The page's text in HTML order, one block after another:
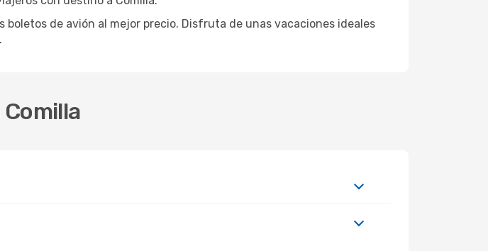
de avión al mejor precio. Disfruta de unas vacaciones ideales
.